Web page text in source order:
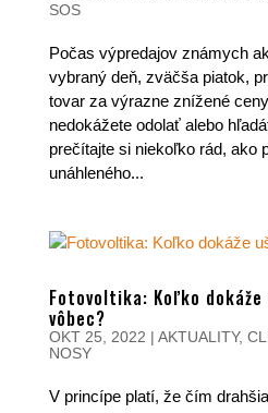
SOS
Počas výpredajov známych
vybraný deň, zväčša piatok,
tovar za výrazne znížené
nedokážete odolať alebo
prečítajte si niekoľko rád, ako
unáhleného...
Fotovoltika: Koľko
vôbec?
OKT 25, 2022 | AKTUALITY,
NOSY
V princípe platí, že čím